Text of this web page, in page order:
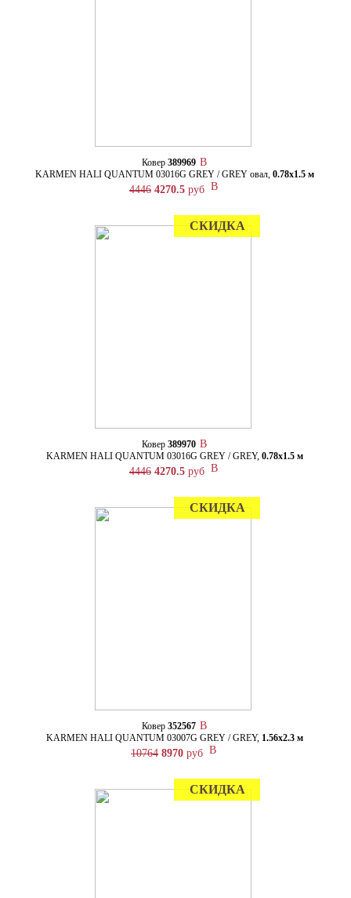
Ковер 389969
KARMEN HALI QUANTUM 03016G GREY / GREY овал, 0.78х1.5 м
4446 4270.5 руб
СКИДКА
Ковер 389970
KARMEN HALI QUANTUM 03016G GREY / GREY, 0.78х1.5 м
4446 4270.5 руб
СКИДКА
Ковер 352567
KARMEN HALI QUANTUM 03007G GREY / GREY, 1.56х2.3 м
10764 8970 руб
СКИДКА